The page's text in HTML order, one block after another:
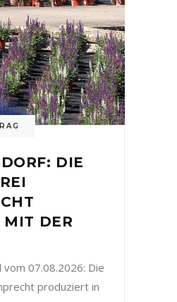
DIE
MIT DER
vom 07.08.2026: Die
produziert in